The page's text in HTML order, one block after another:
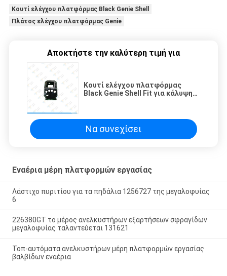
Κουτί ελέγχου πλατφόρμας Black Genie Shell
Πλάτος ελέγχου πλατφόρμας Genie
Αποκτήστε την καλύτερη τιμή για
Κουτί ελέγχου πλατφόρμας
Black Genie Shell Fit για κάλυψη
Να συνεχίσει
Εναέρια μέρη πλατφορμών εργασίας
Λάστιχο πυριτίου για τα πηδάλια 1256727 της μεγαλοφυίας
6
226380GT το μέρος ανελκυστήρων εξαρτήσεων σφραγίδων
μεγαλοφυίας ταλαντεύεται 131621
Τοπ-αυτόματα ανελκυστήρων μέρη πλατφορμών εργασίας
βαλβίδων εναέρια